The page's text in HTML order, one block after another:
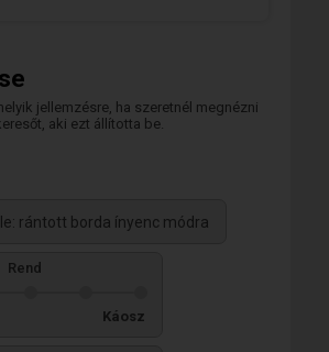
jellemzésre, ha szeretnél megnézni
aki ezt állította be.
rántott borda ínyenc módra
Rend
Káosz